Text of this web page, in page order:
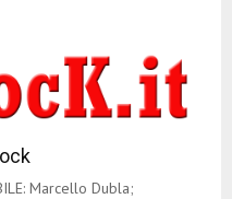
Marcello Dubla;